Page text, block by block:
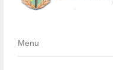
Menu
Menu